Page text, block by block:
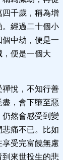
千歲，稱為增
經過二十個小
中劫，便是一
便是一個大
悅，不知行善
盡，會下墮至惡
仍然會感受到變
痛不已。比如
受完富饒無慮
來世投生的悲